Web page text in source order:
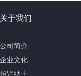
关于我们
公司简介
企业文化
招贤纳士